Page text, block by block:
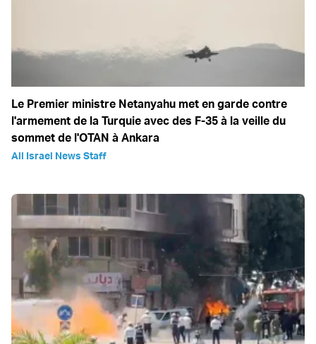
Le Premier ministre Netanyahu met en garde contre
l'armement de la Turquie avec des F-35 à la veille du
sommet de l'OTAN à Ankara
All Israel News Staff